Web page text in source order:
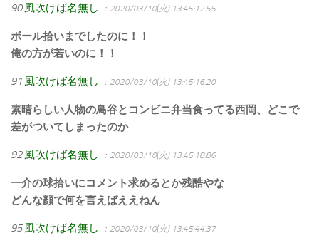
90 風吹けば名無し ：2020/03/10(火) 13:45:12.55
ボール拾いまでしたのに！！
俺の方が若いのに！！
91 風吹けば名無し ：2020/03/10(火) 13:45:16.20
素晴らしい人物の鳥谷とコンビニ弁当食ってる西岡、どこで
差がついてしまったのか
92 風吹けば名無し ：2020/03/10(火) 13:45:18.86
一介の球拾いにコメント求めるとか残酷やな
どんな顔で何を言えばええねん
95 風吹けば名無し ：2020/03/10(火) 13:45:44.37